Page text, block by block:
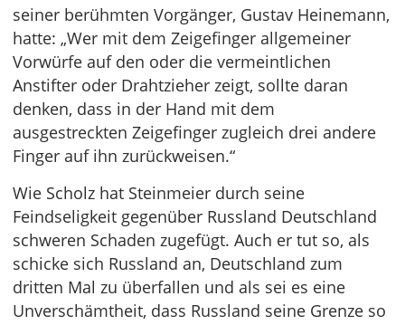
seiner berühmten Vorgänger, Gustav Heinemann,
hatte: „Wer mit dem Zeigefinger allgemeiner
Vorwürfe auf den oder die vermeintlichen
Anstifter oder Drahtzieher zeigt, sollte daran
denken, dass in der Hand mit dem
ausgestreckten Zeigefinger zugleich drei andere
Finger auf ihn zurückweisen.“
Wie Scholz hat Steinmeier durch seine
Feindseligkeit gegenüber Russland Deutschland
schweren Schaden zugefügt. Auch er tut so, als
schicke sich Russland an, Deutschland zum
dritten Mal zu überfallen und als sei es eine
Unverschämtheit, dass Russland seine Grenze so